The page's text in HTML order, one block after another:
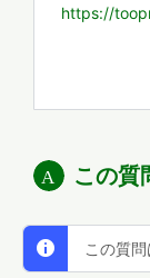
https://
この質
この質